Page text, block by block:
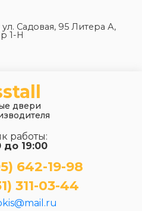
Садовая, 95 Литера А,
1-Н
двери
работы:
до 19:00
642-19-98
311-03-44